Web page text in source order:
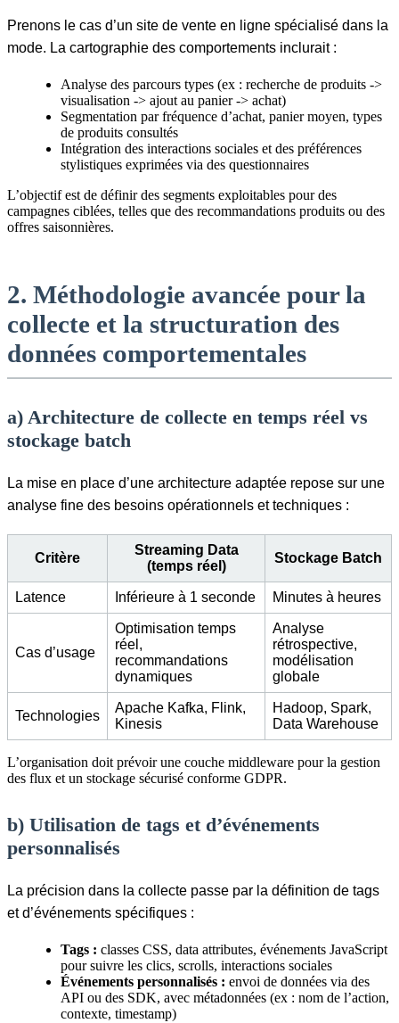
Prenons le cas d’un site de vente en ligne spécialisé dans la
mode. La cartographie des comportements inclurait :
Analyse des parcours types (ex : recherche de produits ->
visualisation -> ajout au panier -> achat)
Segmentation par fréquence d’achat, panier moyen, types
de produits consultés
Intégration des interactions sociales et des préférences
stylistiques exprimées via des questionnaires
L’objectif est de définir des segments exploitables pour des
campagnes ciblées, telles que des recommandations produits ou des
offres saisonnières.
2. Méthodologie avancée pour la
collecte et la structuration des
données comportementales
a) Architecture de collecte en temps réel vs
stockage batch
La mise en place d’une architecture adaptée repose sur une
analyse fine des besoins opérationnels et techniques :
Critère
Streaming Data
(temps réel)
Stockage Batch
Latence Inférieure à 1 seconde Minutes à heures
Cas d’usage
Optimisation temps
réel,
recommandations
dynamiques
Analyse
rétrospective,
modélisation
globale
Technologies
Apache Kafka, Flink,
Kinesis
Hadoop, Spark,
Data Warehouse
L’organisation doit prévoir une couche middleware pour la gestion
des flux et un stockage sécurisé conforme GDPR.
b) Utilisation de tags et d’événements
personnalisés
La précision dans la collecte passe par la définition de tags
et d’événements spécifiques :
Tags : classes CSS, data attributes, événements JavaScript
pour suivre les clics, scrolls, interactions sociales
Événements personnalisés : envoi de données via des
API ou des SDK, avec métadonnées (ex : nom de l’action,
contexte, timestamp)